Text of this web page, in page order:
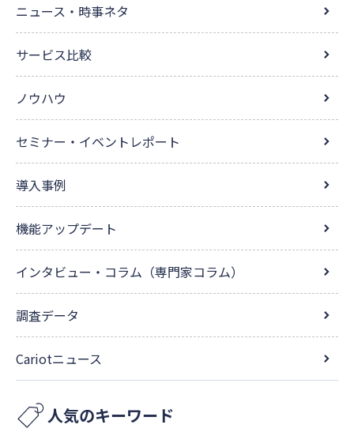
ニュース・時事ネタ
サービス比較
ノウハウ
セミナー・イベントレポート
導入事例
機能アップデート
インタビュー・コラム（専門家コラム）
調査データ
Cariotニュース
人気のキーワード